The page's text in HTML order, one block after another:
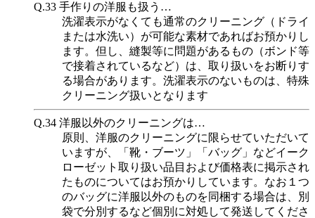
Q.33 手作りの洋服も扱う…
洗濯表示がなくても通常のクリーニング（ドライ
または水洗い）が可能な素材であればお預かりし
ます。但し、縫製等に問題があるもの（ボンド等
で接着されているなど）は、取り扱いをお断りす
る場合があります。洗濯表示のないものは、特殊
クリーニング扱いとなります
Q.34 洋服以外のクリーニングは…
原則、洋服のクリーニングに限らせていただいて
いますが、「靴・ブーツ」「バッグ」などイーク
ローゼット取り扱い品目および価格表に掲示され
たものについてはお預かりしています。なお１つ
のバッグに洋服以外のものを同梱する場合は、別
袋で分別するなど個別に対処して発送してくださ